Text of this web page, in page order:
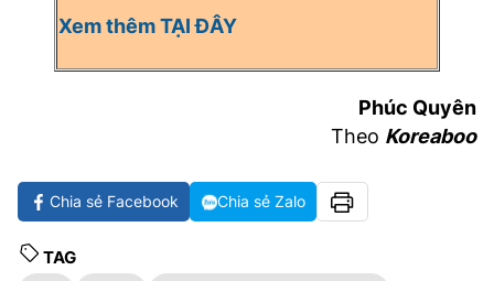
Xem thêm TẠI ĐÂY
Phúc Quyên
Theo Koreaboo
Chia sẻ Facebook Chia sẻ Zalo
TAG